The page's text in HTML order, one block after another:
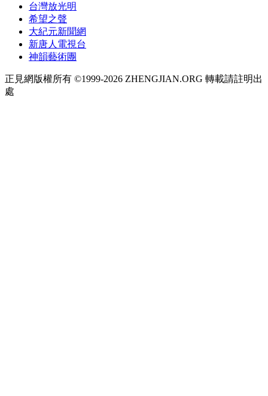
台灣放光明
希望之聲
大紀元新聞網
新唐人電視台
神韻藝術團
正見網版權所有 ©1999-2026 ZHENGJIAN.ORG 轉載請註明出
處